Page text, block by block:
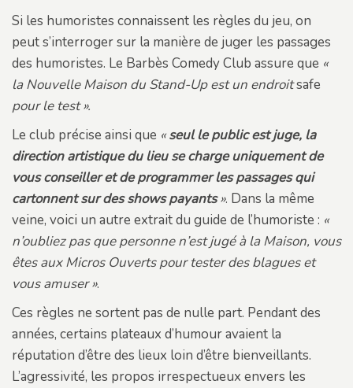
Si les humoristes connaissent les règles du jeu, on
peut s’interroger sur la manière de juger les passages
des humoristes. Le Barbès Comedy Club assure que «
la Nouvelle Maison du Stand-Up est un endroitsafe
pour le test ».
Le club précise ainsi que «seul le public est juge, la
direction artistique du lieu se charge uniquement de
vous conseiller et de programmer les passages qui
cartonnent sur des shows payants». Dans la même
veine, voici un autre extrait du guide de l’humoriste : «
n’oubliez pas que personne n’est jugé à la Maison, vous
êtes aux Micros Ouverts pour tester des blagues et
vous amuser ».
Ces règles ne sortent pas de nulle part. Pendant des
années, certains plateaux d’humour avaient la
réputation d’être des lieux loin d’être bienveillants.
L’agressivité, les propos irrespectueux envers les